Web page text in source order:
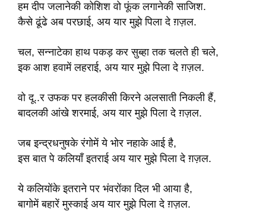
हम दीप जलानेकी कोशिश वो फूंक लगानेकी साजिश.
कैसे ढूंढे अब परछाई, अय यार मुझे पिला दे ग़ज़ल.
चल, सन्नाटेका हाथ पकड़ कर सुब्हा तक चलते ही चले,
इक आश हवामें लहराई, अय यार मुझे पिला दे ग़ज़ल.
वो दू..र उफक पर हलकीसी किरने अलसाती निकली हैं,
बादलकी आंखे शरमाई, अय यार मुझे पिला दे ग़ज़ल.
जब इन्द्रधनुषके रंगोमें ये भोर नहाके आई है,
इस बात पे कलियाँ इतराई अय यार मुझे पिला दे ग़ज़ल.
ये कलियोंके इतराने पर भंवरोंका दिल भी आया है,
बागोमें बहारें मुस्काई अय यार मुझे पिला दे ग़ज़ल.